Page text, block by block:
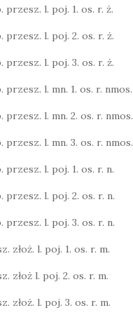
przesz. l. poj. 1. os. r. ż.
przesz. l. poj. 2. os. r. ż.
przesz. l. poj. 3. os. r. ż.
l. mn. 1. os. r. nmos.
przesz. l. mn. 2. os. r. nmos.
przesz. l. mn. 3. os. r. nmos.
przesz. l. poj. 1. os. r. n.
przesz. l. poj. 2. os. r. n.
przesz. l. poj. 3. os. r. n.
złoż. l. poj. 1. os. r. m.
złoż l. poj. 2. os. r. m.
złoż. l. poj. 3. os. r. m.